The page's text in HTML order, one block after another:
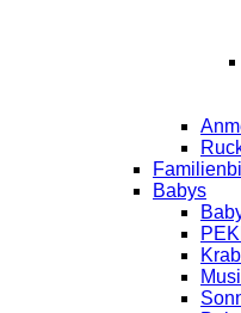
Babys